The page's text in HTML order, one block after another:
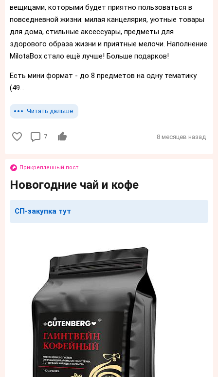
вещицами, которыми будет приятно пользоваться в
повседневной жизни: милая канцелярия, уютные товары
для дома, стильные аксессуары, предметы для
здорового образа жизни и приятные мелочи. Наполнение
MilotaBox стало ещё лучше! Больше подарков!
Есть мини формат - до 8 предметов на одну тематику
(49...
Читать дальше
7 8 месяцев назад
Прикрепленный пост
Новогодние чай и кофе
СП-закупка тут